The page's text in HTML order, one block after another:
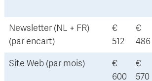
Newsletter (NL + FR)
(par encart)
€
512
€
486
Site Web (par mois)
€
600
€
570